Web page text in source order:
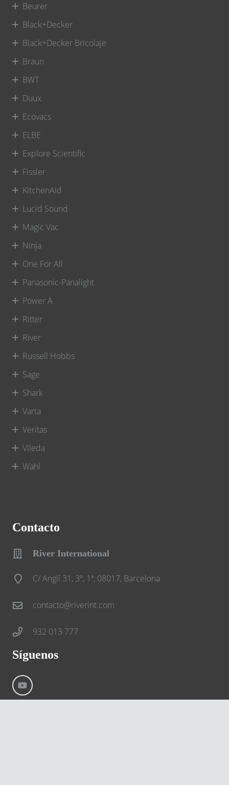
Beurer
Black+Decker
Black+Decker Bricolaje
Braun
BWT
Duux
Ecovacs
ELBE
Explore Scientific
Fissler
KitchenAid
Lucid Sound
Magic Vac
Ninja
One For All
Panasonic-Panalight
Power A
Ritter
River
Russell Hobbs
Sage
Shark
Varta
Veritas
Vileda
Wahl
Contacto
River International
C/ Anglí 31, 3º, 1ª, 08017, Barcelona
contacto@riverint.com
932 013 777
Síguenos